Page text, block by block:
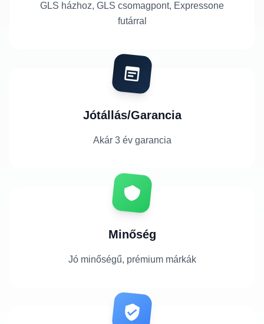
GLS házhoz, GLS csomagpont, Expressone
futárral
Jótállás/Garancia
Akár 3 év garancia
Minőség
Jó minőségű, prémium márkák